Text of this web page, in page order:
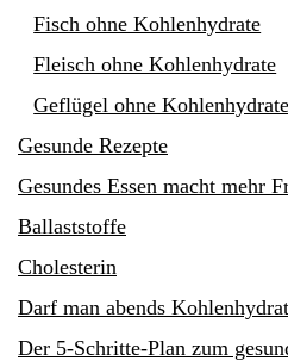
Fisch ohne Kohlenhydrate
Fleisch ohne Kohlenhydrate
Geflügel ohne Kohlenhydrate
Gesunde Rezepte
Gesundes Essen macht mehr
Ballaststoffe
Cholesterin
Darf man abends
Der 5-Schritte-Plan zum